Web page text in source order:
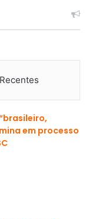
Recentes
em processo